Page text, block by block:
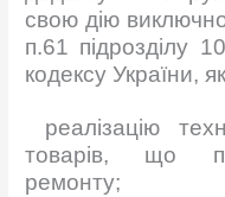
свою дію
п.61 підрозділу
кодексу України,
реалізацію
товарів, що
ремонту;